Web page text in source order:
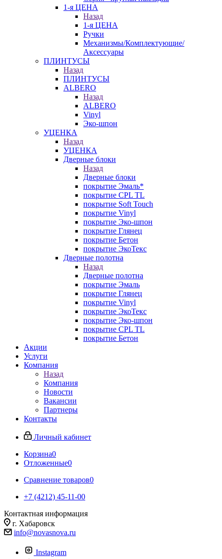
1-я ЦЕНА
Назад
1-я ЦЕНА
Ручки
Механизмы/Комплектующие/
Аксессуары
ПЛИНТУСЫ
Назад
ПЛИНТУСЫ
ALBERO
Назад
ALBERO
Vinyl
Эко-шпон
УЦЕНКА
Назад
УЦЕНКА
Дверные блоки
Назад
Дверные блоки
покрытие Эмаль*
покрытие CPL TL
покрытие Soft Touch
покрытие Vinyl
покрытие Эко-шпон
покрытие Глянец
покрытие Бетон
покрытие ЭкоТекс
Дверные полотна
Назад
Дверные полотна
покрытие Эмаль
покрытие Глянец
покрытие Vinyl
покрытие ЭкоТекс
покрытие Эко-шпон
покрытие CPL TL
покрытие Бетон
Акции
Услуги
Компания
Назад
Компания
Новости
Вакансии
Партнеры
Контакты
Личный кабинет
Корзина0
Отложенные0
Сравнение товаров0
+7 (4212) 45-11-00
Контактная информация
г. Хабаровск
info@novasnova.ru
Instagram